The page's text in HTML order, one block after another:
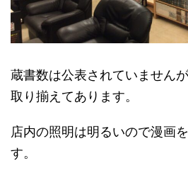
蔵書数は公表されていません
取り揃えてあります。
店内の照明は明るいので漫画
す。